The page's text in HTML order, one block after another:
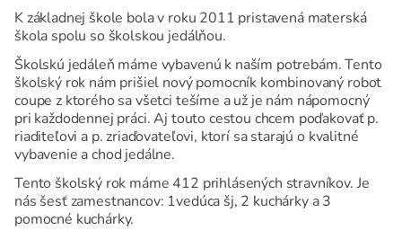
K základnej škole bola v roku 2011 pristavená materská
škola spolu so školskou jedálňou.
Školskú jedáleň máme vybavenú k naším potrebám. Tento
školský rok nám prišiel nový pomocník kombinovaný robot
coupe z ktorého sa všetci tešíme a už je nám nápomocný
pri každodennej práci. Aj touto cestou chcem poďakovať p.
riaditeľovi a p. zriaďovateľovi, ktorí sa starajú o kvalitné
vybavenie a chod jedálne.
Tento školský rok máme 412 prihlásených stravníkov. Je
nás šesť zamestnancov: 1vedúca šj, 2 kuchárky a 3
pomocné kuchárky.